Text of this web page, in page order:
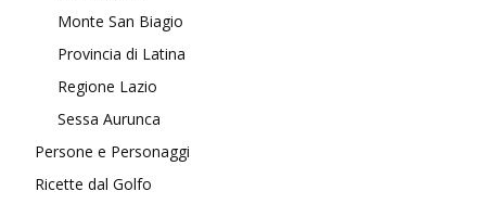
Monte San Biagio
Provincia di Latina
Regione Lazio
Sessa Aurunca
Persone e Personaggi
Ricette dal Golfo